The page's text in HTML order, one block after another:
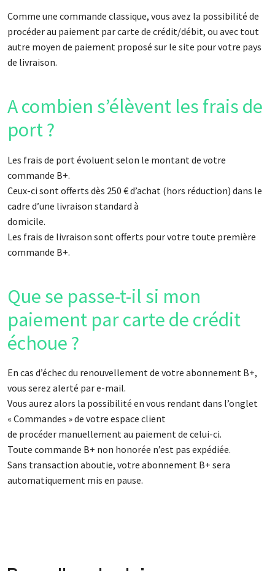
Comme une commande classique, vous avez la possibilité de
procéder au paiement par carte de crédit/débit, ou avec tout
autre moyen de paiement proposé sur le site pour votre pays
de livraison.
A combien s’élèvent les frais de
port ?
Les frais de port évoluent selon le montant de votre
commande B+.
Ceux-ci sont offerts dès 250 € d’achat (hors réduction) dans le
cadre d’une livraison standard à
domicile.
Les frais de livraison sont offerts pour votre toute première
commande B+.
Que se passe-t-il si mon
paiement par carte de crédit
échoue ?
En cas d’échec du renouvellement de votre abonnement B+,
vous serez alerté par e-mail.
Vous aurez alors la possibilité en vous rendant dans l’onglet
« Commandes » de votre espace client
de procéder manuellement au paiement de celui-ci.
Toute commande B+ non honorée n’est pas expédiée.
Sans transaction aboutie, votre abonnement B+ sera
automatiquement mis en pause.